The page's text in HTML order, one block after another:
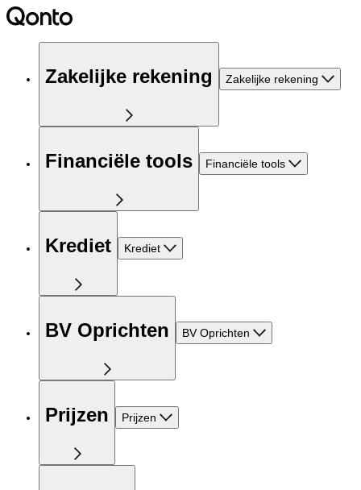
Zakelijke rekening Zakelijke rekening
Financiële tools Financiële tools
Krediet Krediet
BV Oprichten BV Oprichten
Prijzen Prijzen